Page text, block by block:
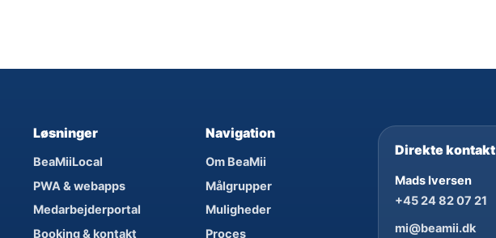
Løsninger
BeaMiiLocal
PWA & webapps
Medarbejderportal
Booking & kontakt
Navigation
Om BeaMii
Målgrupper
Muligheder
Proces
Direkte kontakt
Mads Iversen
+45 24 82 07 21
mi@beamii.dk